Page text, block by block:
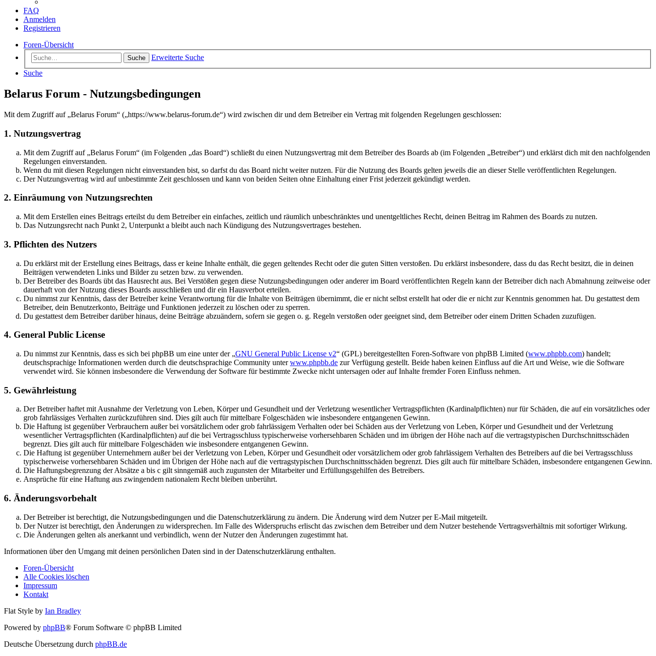
FAQ
Anmelden
Registrieren
Foren-Übersicht
Suche
Erweiterte Suche
Suche
Belarus Forum - Nutzungsbedingungen
Mit dem Zugriff auf „Belarus Forum“ („https://www.belarus-forum.de“) wird zwischen dir und dem Betreiber ein Vertrag mit folgenden Regelungen geschlossen:
1. Nutzungsvertrag
Mit dem Zugriff auf „Belarus Forum“ (im Folgenden „das Board“) schließt du einen Nutzungsvertrag mit dem Betreiber des Boards ab (im Folgenden „Betreiber“) und erklärst dich mit den nachfolgenden
Regelungen einverstanden.
Wenn du mit diesen Regelungen nicht einverstanden bist, so darfst du das Board nicht weiter nutzen. Für die Nutzung des Boards gelten jeweils die an dieser Stelle veröffentlichten Regelungen.
Der Nutzungsvertrag wird auf unbestimmte Zeit geschlossen und kann von beiden Seiten ohne Einhaltung einer Frist jederzeit gekündigt werden.
2. Einräumung von Nutzungsrechten
Mit dem Erstellen eines Beitrags erteilst du dem Betreiber ein einfaches, zeitlich und räumlich unbeschränktes und unentgeltliches Recht, deinen Beitrag im Rahmen des Boards zu nutzen.
Das Nutzungsrecht nach Punkt 2, Unterpunkt a bleibt auch nach Kündigung des Nutzungsvertrages bestehen.
3. Pflichten des Nutzers
Du erklärst mit der Erstellung eines Beitrags, dass er keine Inhalte enthält, die gegen geltendes Recht oder die guten Sitten verstoßen. Du erklärst insbesondere, dass du das Recht besitzt, die in deinen
Beiträgen verwendeten Links und Bilder zu setzen bzw. zu verwenden.
Der Betreiber des Boards übt das Hausrecht aus. Bei Verstößen gegen diese Nutzungsbedingungen oder anderer im Board veröffentlichten Regeln kann der Betreiber dich nach Abmahnung zeitweise oder
dauerhaft von der Nutzung dieses Boards ausschließen und dir ein Hausverbot erteilen.
Du nimmst zur Kenntnis, dass der Betreiber keine Verantwortung für die Inhalte von Beiträgen übernimmt, die er nicht selbst erstellt hat oder die er nicht zur Kenntnis genommen hat. Du gestattest dem
Betreiber, dein Benutzerkonto, Beiträge und Funktionen jederzeit zu löschen oder zu sperren.
Du gestattest dem Betreiber darüber hinaus, deine Beiträge abzuändern, sofern sie gegen o. g. Regeln verstoßen oder geeignet sind, dem Betreiber oder einem Dritten Schaden zuzufügen.
4. General Public License
Du nimmst zur Kenntnis, dass es sich bei phpBB um eine unter der „GNU General Public License v2“ (GPL) bereitgestellten Foren-Software von phpBB Limited (www.phpbb.com) handelt;
deutschsprachige Informationen werden durch die deutschsprachige Community unterwww.phpbb.de zur Verfügung gestellt. Beide haben keinen Einfluss auf die Art und Weise, wie die Software
verwendet wird. Sie können insbesondere die Verwendung der Software für bestimmte Zwecke nicht untersagen oder auf Inhalte fremder Foren Einfluss nehmen.
5. Gewährleistung
Der Betreiber haftet mit Ausnahme der Verletzung von Leben, Körper und Gesundheit und der Verletzung wesentlicher Vertragspflichten (Kardinalpflichten) nur für Schäden, die auf ein vorsätzliches oder
grob fahrlässiges Verhalten zurückzuführen sind. Dies gilt auch für mittelbare Folgeschäden wie insbesondere entgangenen Gewinn.
Die Haftung ist gegenüber Verbrauchern außer bei vorsätzlichem oder grob fahrlässigem Verhalten oder bei Schäden aus der Verletzung von Leben, Körper und Gesundheit und der Verletzung
wesentlicher Vertragspflichten (Kardinalpflichten) auf die bei Vertragsschluss typischerweise vorhersehbaren Schäden und im übrigen der Höhe nach auf die vertragstypischen Durchschnittsschäden
begrenzt. Dies gilt auch für mittelbare Folgeschäden wie insbesondere entgangenen Gewinn.
Die Haftung ist gegenüber Unternehmern außer bei der Verletzung von Leben, Körper und Gesundheit oder vorsätzlichem oder grob fahrlässigem Verhalten des Betreibers auf die bei Vertragsschluss
typischerweise vorhersehbaren Schäden und im Übrigen der Höhe nach auf die vertragstypischen Durchschnittsschäden begrenzt. Dies gilt auch für mittelbare Schäden, insbesondere entgangenen Gewinn.
Die Haftungsbegrenzung der Absätze a bis c gilt sinngemäß auch zugunsten der Mitarbeiter und Erfüllungsgehilfen des Betreibers.
Ansprüche für eine Haftung aus zwingendem nationalem Recht bleiben unberührt.
6. Änderungsvorbehalt
Der Betreiber ist berechtigt, die Nutzungsbedingungen und die Datenschutzerklärung zu ändern. Die Änderung wird dem Nutzer per E-Mail mitgeteilt.
Der Nutzer ist berechtigt, den Änderungen zu widersprechen. Im Falle des Widerspruchs erlischt das zwischen dem Betreiber und dem Nutzer bestehende Vertragsverhältnis mit sofortiger Wirkung.
Die Änderungen gelten als anerkannt und verbindlich, wenn der Nutzer den Änderungen zugestimmt hat.
Informationen über den Umgang mit deinen persönlichen Daten sind in der Datenschutzerklärung enthalten.
Foren-Übersicht
Alle Cookies löschen
Impressum
Kontakt
Flat Style by Ian Bradley
Powered by phpBB® Forum Software © phpBB Limited
Deutsche Übersetzung durch phpBB.de